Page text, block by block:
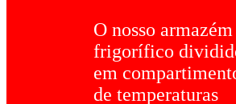
O nosso armazém
frigorífico
em
de temperaturas